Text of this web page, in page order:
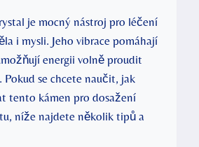
je mocný nástroj pro léčení
i mysli. Jeho vibrace pomáhají
energii volně proudit
Pokud se chcete naučit, jak
tento kámen pro dosažení
níže najdete několik tipů a